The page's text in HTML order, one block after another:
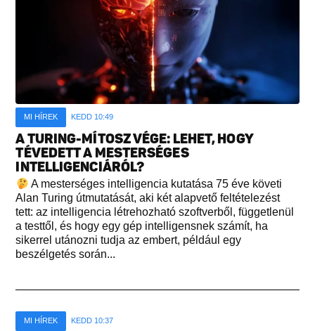
MI HÍREK KEDD 10:49
A TURING-MÍTOSZ VÉGE: LEHET, HOGY
TÉVEDETT A MESTERSÉGES
INTELLIGENCIÁRÓL?
A mesterséges intelligencia kutatása 75 éve követi
Alan Turing útmutatását, aki két alapvető feltételezést
tett: az intelligencia létrehozható szoftverből, függetlenül
a testtől, és hogy egy gép intelligensnek számít, ha
sikerrel utánozni tudja az embert, például egy
beszélgetés során...
MI HÍREK KEDD 10:37